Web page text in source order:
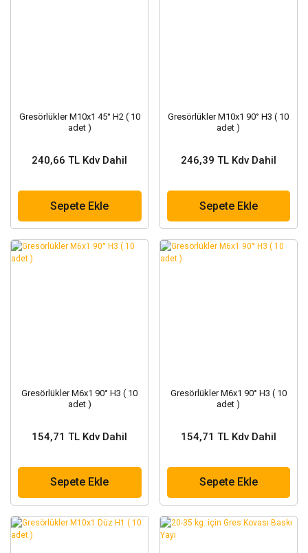
Gresörlükler M10x1 45° H2 ( 10
adet )
240,66 TL Kdv Dahil
Sepete Ekle
Gresörlükler M10x1 90° H3 ( 10
adet )
246,39 TL Kdv Dahil
Sepete Ekle
Gresörlükler M6x1 90° H3 ( 10
adet )
154,71 TL Kdv Dahil
Sepete Ekle
Gresörlükler M6x1 90° H3 ( 10
adet )
154,71 TL Kdv Dahil
Sepete Ekle